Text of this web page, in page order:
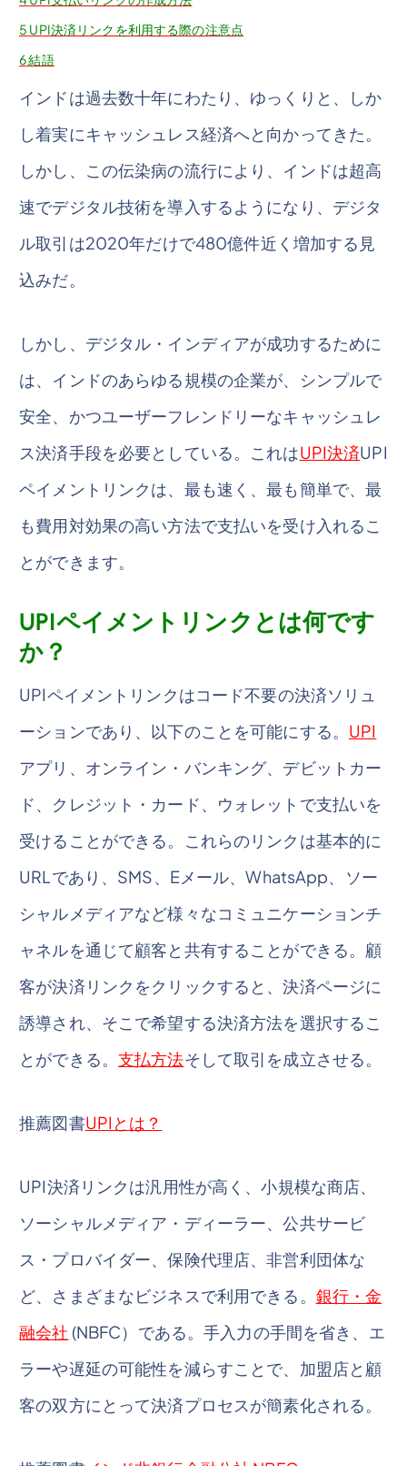
5 UPI決済リンクを利用する際の注意点
6結語
インドは過去数十年にわたり、ゆっくりと、しか
し着実にキャッシュレス経済へと向かってきた。
しかし、この伝染病の流行により、インドは超高
速でデジタル技術を導入するようになり、デジタ
ル取引は2020年だけで480億件近く増加する見
込みだ。
しかし、デジタル・インディアが成功するために
は、インドのあらゆる規模の企業が、シンプルで
安全、かつユーザーフレンドリーなキャッシュレ
ス決済手段を必要としている。これはUPI決済UPI
ペイメントリンクは、最も速く、最も簡単で、最
も費用対効果の高い方法で支払いを受け入れるこ
とができます。
UPIペイメントリンクとは何です
か？
UPIペイメントリンクはコード不要の決済ソリュ
ーションであり、以下のことを可能にする。 UPI
アプリ、オンライン・バンキング、デビットカー
ド、クレジット・カード、ウォレットで支払いを
受けることができる。これらのリンクは基本的に
URLであり、SMS、Eメール、WhatsApp、ソー
シャルメディアなど様々なコミュニケーションチ
ャネルを通じて顧客と共有することができる。顧
客が決済リンクをクリックすると、決済ページに
誘導され、そこで希望する決済方法を選択するこ
とができる。 支払方法そして取引を成立させる。
推薦図書UPIとは？
UPI決済リンクは汎用性が高く、小規模な商店、
ソーシャルメディア・ディーラー、公共サービ
ス・プロバイダー、保険代理店、非営利団体な
ど、さまざまなビジネスで利用できる。 銀行・金
融会社 (NBFC）である。手入力の手間を省き、エ
ラーや遅延の可能性を減らすことで、加盟店と顧
客の双方にとって決済プロセスが簡素化される。